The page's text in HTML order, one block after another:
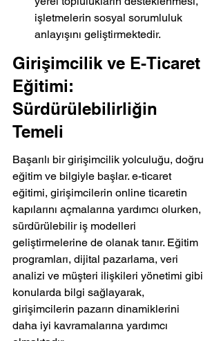
işletmelerin sosyal sorumluluk
anlayışını geliştirmektedir.
Girişimcilik ve E-Ticaret
Eğitimi:
Sürdürülebilirliğin
Temeli
Başarılı bir girişimcilik yolculuğu, doğru
eğitim ve bilgiyle başlar. e-ticaret
eğitimi, girişimcilerin online ticaretin
kapılarını açmalarına yardımcı olurken,
sürdürülebilir iş modelleri
geliştirmelerine de olanak tanır. Eğitim
programları, dijital pazarlama, veri
analizi ve müşteri ilişkileri yönetimi gibi
konularda bilgi sağlayarak,
girişimcilerin pazarın dinamiklerini
daha iyi kavramalarına yardımcı